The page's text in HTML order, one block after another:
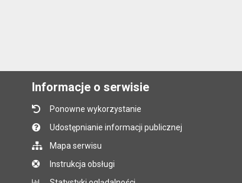
Informacje o serwisie
Ponowne wykorzystanie
Udostępnianie informacji publicznej
Mapa serwisu
Instrukcja obsługi